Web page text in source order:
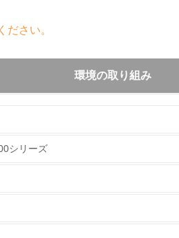
さい。
環境の取り組み
シリーズ